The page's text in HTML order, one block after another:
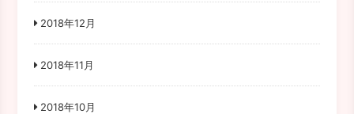
2018年12月
2018年11月
2018年10月